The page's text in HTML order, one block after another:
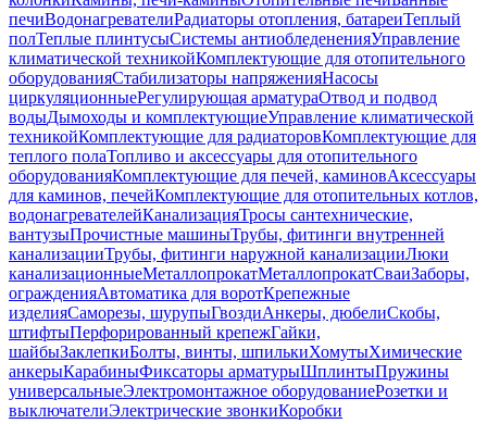
печиВодонагревателиРадиаторы отопления, батареиТеплый
полТеплые плинтусыСистемы антиобледененияУправление
климатической техникойКомплектующие для отопительного
оборудованияСтабилизаторы напряженияНасосы
циркуляционныеРегулирующая арматураОтвод и подвод
водыДымоходы и комплектующиеУправление климатической
техникойКомплектующие для радиаторовКомплектующие для
теплого полаТопливо и аксессуары для отопительного
оборудованияКомплектующие для печей, каминовАксессуары
для каминов, печейКомплектующие для отопительных котлов,
водонагревателейКанализацияТросы сантехнические,
вантузыПрочистные машиныТрубы, фитинги внутренней
канализацииТрубы, фитинги наружной канализацииЛюки
канализационныеМеталлопрокатМеталлопрокатСваиЗаборы,
огражденияАвтоматика для воротКрепежные
изделияСаморезы, шурупыГвоздиАнкеры, дюбелиСкобы,
штифтыПерфорированный крепежГайки,
шайбыЗаклепкиБолты, винты, шпилькиХомутыХимические
анкерыКарабиныФиксаторы арматурыШплинтыПружины
универсальныеЭлектромонтажное оборудованиеРозетки и
выключателиЭлектрические звонкиКоробки